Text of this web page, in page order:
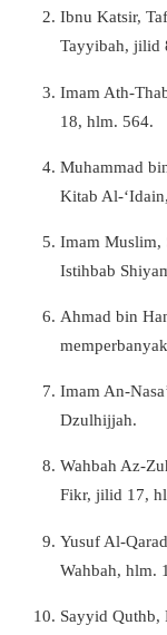
Ibnu Katsir,
Tayyibah, jilid
Imam Ath-
18, hlm. 564.
Muhammad
Kitab Al-
Imam Muslim,
Istihbab
Ahmad bin
Imam An-
Dzulhijjah.
Wahbah Az-
Fikr, jilid 17,
Yusuf Al-
Wahbah, hlm.
Sayyid